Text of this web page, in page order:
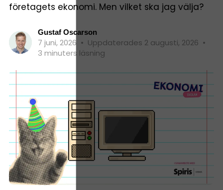
företagets ekonomi. Men vilket ska jag välja?
Gustaf Oscarson
7 juni, 2026 • Uppdaterades 2 augusti, 2026 •
3 minuters läsning